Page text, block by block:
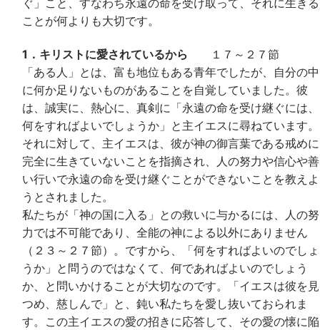
ことが何よりも大切です。
1．キリストに愛されているから １７～２７節
「ある人」とは、富も地位もある青年でしたが、自分の中
に何か足りないものがあることを自覚していました。彼
は、誠実に、熱心に、真剣に「永遠の命を受け継ぐには、
何をすればよいでしょうか」と主イエスに尋ねています。
それに対して、主イエスは、彼が神の御言葉である戒めに
完全に生きていないことを指摘され、人の努力や信心や善
い行いで永遠の命を受け継ぐことができないことを教えよ
うとされました。
私たちが「神の国に入る」との救いに与かるには、人の努
力では不可能であり、全能の神による以外にありません
（２３～２７節）。ですから、「何をすればよいのでしょ
うか」と問うのではなくて、何であればよいのでしょう
か、と問いかけることが大切なのです。「イエスは彼を見
つめ、慈しんで」と、鈍い私たちを愛し抜いておられま
す。この主イエスの愛の招きに応答して、その愛の懐に陥